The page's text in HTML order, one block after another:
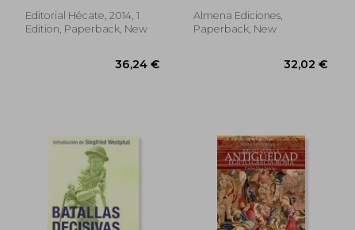
Spanish)
Editorial Hécate, 2014, 1
Edition, Paperback, New
Almena Ediciones,
Paperback, New